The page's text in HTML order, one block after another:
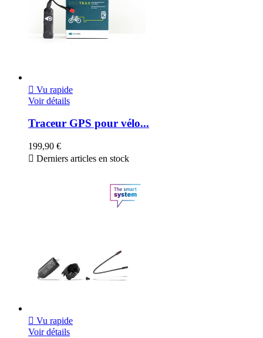
 Vu rapide
Voir détails
Traceur GPS pour vélo...
199,90 €
 Derniers articles en stock
 Vu rapide
Voir détails